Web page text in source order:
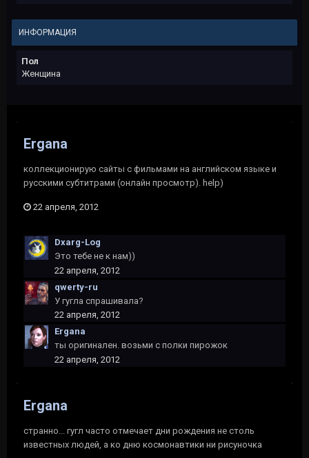
ИНФОРМАЦИЯ
Пол
Женщина
Ergana
коллекционирую сайты с фильмами на английском языке и
русскими субтитрами (онлайн просмотр). help)
22 апреля, 2012
Dxarg-Log
Это тебе не к нам))
22 апреля, 2012
qwerty-ru
У гугла спрашивала?
22 апреля, 2012
Ergana
ты оригинален. возьми с полки пирожок
22 апреля, 2012
Ergana
странно... гугл часто отмечает дни рождения не столь
известных людей, а ко дню космонавтики ни рисуночка